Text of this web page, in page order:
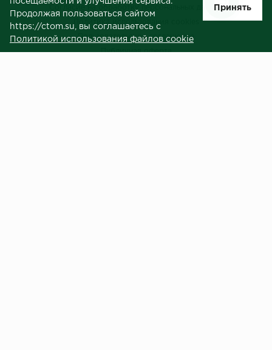
Согласие на обработку персональных данных
Пользовательское соглашение
Публичная оферта
Продолжая пользоваться сайтом
https://ctom.su, вы соглашаетесь с
Политикой использования файлов cookie
Принять